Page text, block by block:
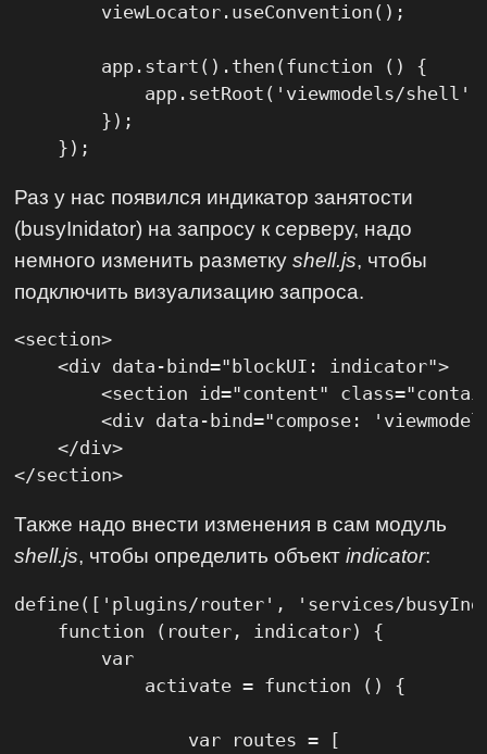
        viewLocator.useConvention();
        app.start().then(function () {
app.setRoot('viewmodels/
        });
    });
Раз у нас появился индикатор занятости
(busyInidator) на запросу к серверу, надо
немного изменить разметкуshell.js, чтобы
подключить визуализацию запроса.
<section>
    <div data-bind="blockUI: indicator">
<section id="content"
<div data-bind="compose:
    </div>
</section>
Также надо внести изменения в сам модуль
shell.js, чтобы определить объектindicator:
define(['plugins/router', 'services/
    function (router, indicator) {
        var
            activate = function () {
                var routes = [